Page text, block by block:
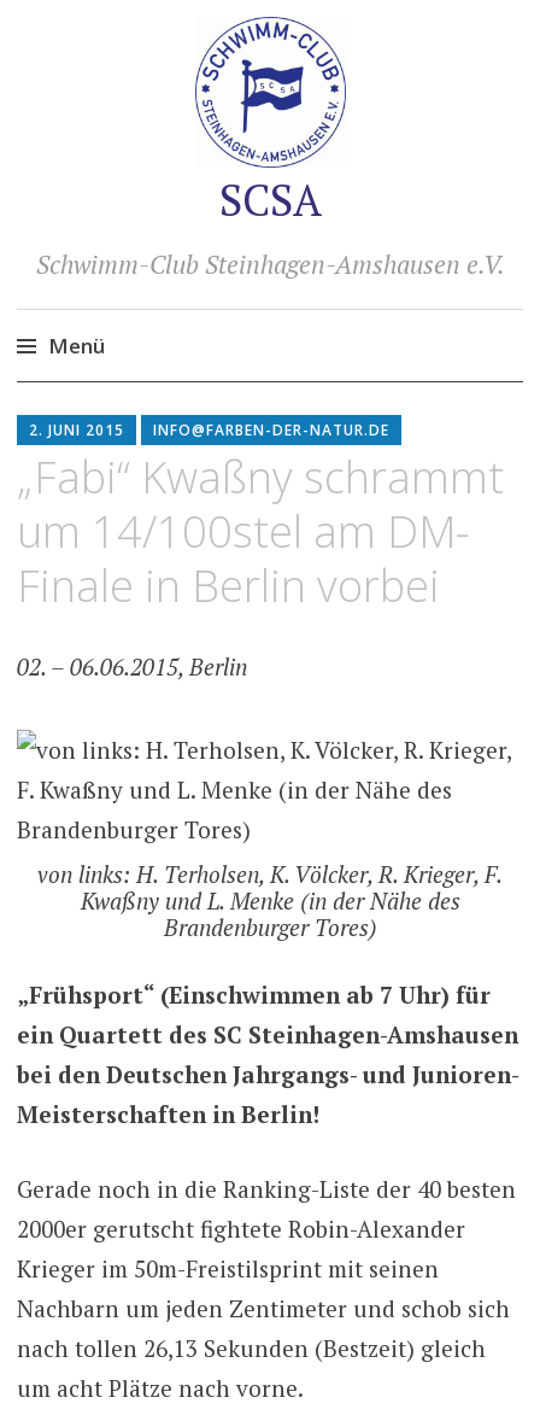
SCSA
Schwimm-Club Steinhagen-Amshausen e.V.
Menü
Inhalt
springen
2. JUNI 2015 INFO@FARBEN-DER-NATUR.DE
„Fabi“ Kwaßny schrammt
um 14/100stel am DM-
Finale in Berlin vorbei
02. – 06.06.2015, Berlin
von links: H. Terholsen, K. Völcker, R. Krieger, F.
Kwaßny und L. Menke (in der Nähe des
Brandenburger Tores)
„Frühsport“ (Einschwimmen ab 7 Uhr) für
ein Quartett des SC Steinhagen-Amshausen
bei den Deutschen Jahrgangs- und Junioren-
Meisterschaften in Berlin!
Gerade noch in die Ranking-Liste der 40 besten
2000er gerutscht fightete Robin-Alexander
Krieger im 50m-Freistilsprint mit seinen
Nachbarn um jeden Zentimeter und schob sich
nach tollen 26,13 Sekunden (Bestzeit) gleich
um acht Plätze nach vorne.